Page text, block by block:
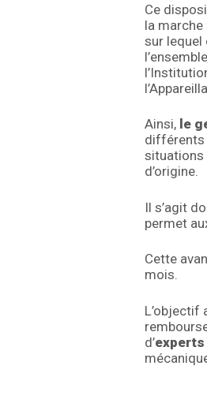
Ce
la marche
sur lequel
Ainsi, le
différents
situations
d’origine.
Il s’agit
permet
Cette
mois.
L’objectif
d’